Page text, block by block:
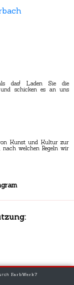
das! Laden Sie die
schicken es an uns
Kunst und Kultur zur
nach welchen Regeln wir
FarbWerk7